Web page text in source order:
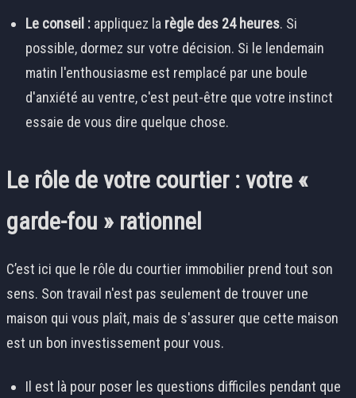
Le conseil : appliquez la règle des 24 heures. Si
possible, dormez sur votre décision. Si le lendemain
matin l'enthousiasme est remplacé par une boule
d'anxiété au ventre, c'est peut-être que votre instinct
essaie de vous dire quelque chose.
Le rôle de votre courtier : votre «
garde-fou » rationnel
C’est ici que le rôle du courtier immobilier prend tout son
sens. Son travail n'est pas seulement de trouver une
maison qui vous plaît, mais de s'assurer que cette maison
est un bon investissement pour vous.
Il est là pour poser les questions difficiles pendant que